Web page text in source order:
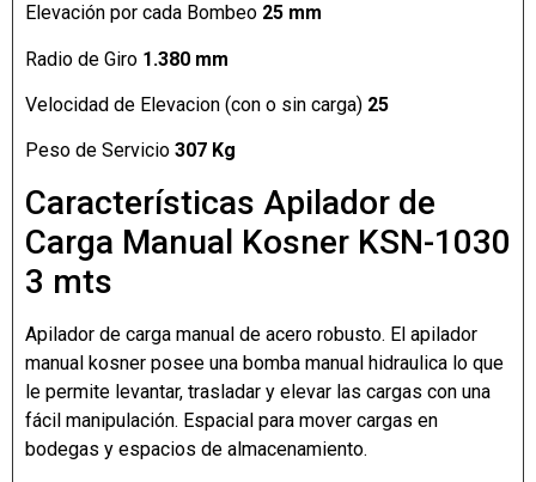
Elevación por cada Bombeo 25 mm
Radio de Giro 1.380 mm
Velocidad de Elevacion (con o sin carga) 25
Peso de Servicio 307 Kg
Características Apilador de
Carga Manual Kosner KSN-1030
3 mts
Apilador de carga manual de acero robusto. El apilador
manual kosner posee una bomba manual hidraulica lo que
le permite levantar, trasladar y elevar las cargas con una
fácil manipulación. Espacial para mover cargas en
bodegas y espacios de almacenamiento.